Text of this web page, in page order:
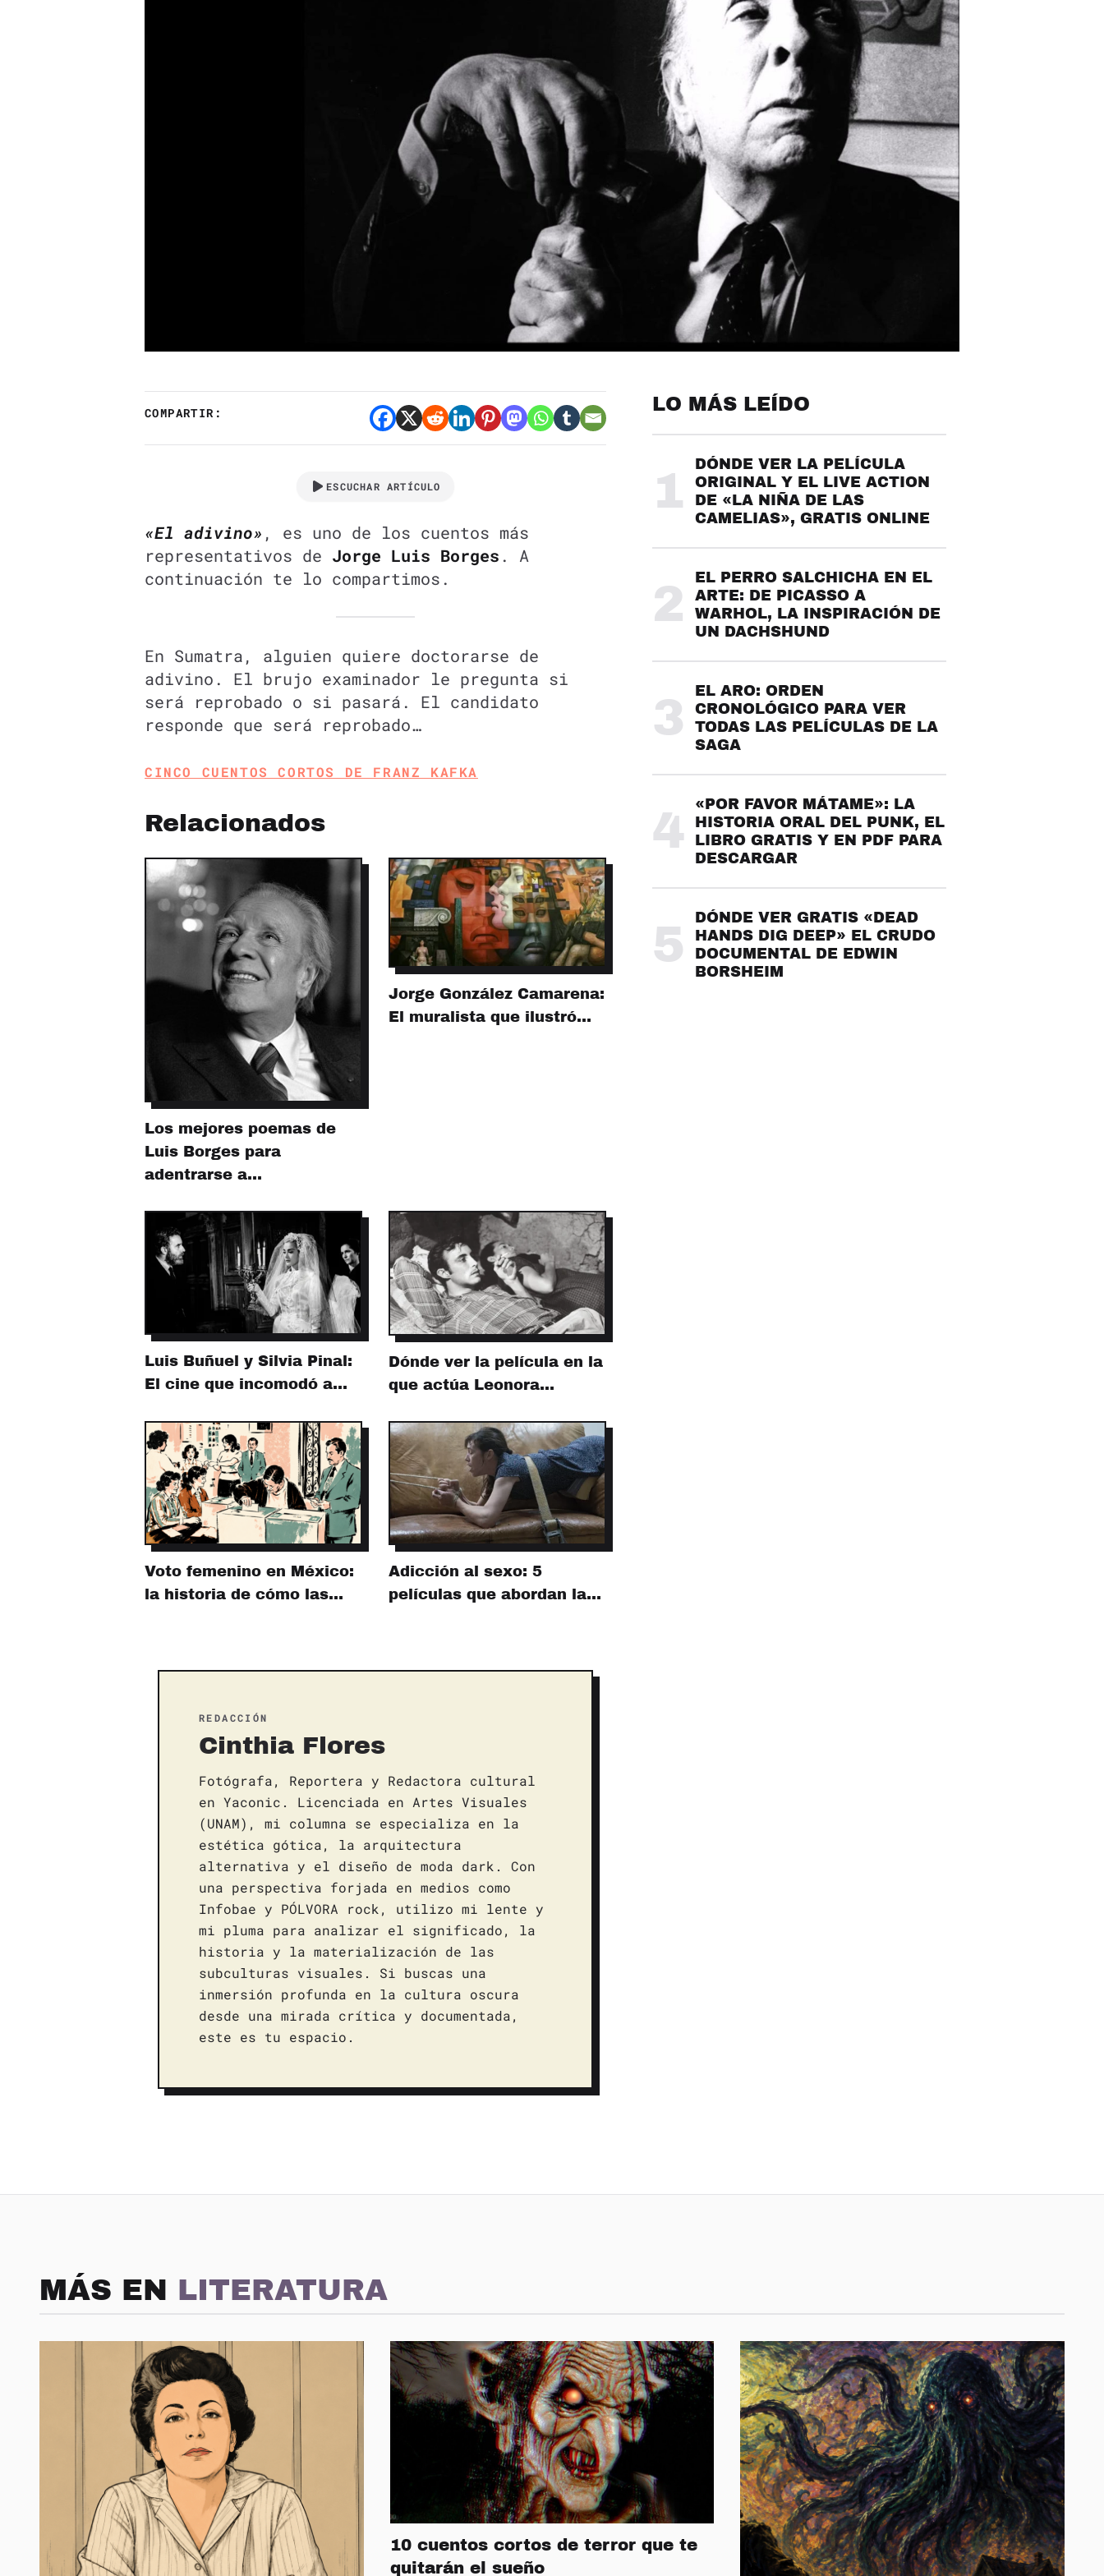
COMPARTIR:
ESCUCHAR ARTÍCULO
«El adivino» , es uno de los cuentos más
representativos de Jorge Luis Borges . A
continuación te lo compartimos.
En Sumatra, alguien quiere doctorarse de
adivino. El brujo examinador le pregunta si
será reprobado o si pasará. El candidato
responde que será reprobado…
CINCO CUENTOS CORTOS DE FRANZ KAFKA
Relacionados
Los mejores poemas de
Luis Borges para
adentrarse a…
Jorge González Camarena:
El muralista que ilustró…
Luis Buñuel y Silvia Pinal:
El cine que incomodó a…
Dónde ver la película en la
que actúa Leonora…
Voto femenino en México:
la historia de cómo las…
Adicción al sexo: 5
películas que abordan la…
REDACCIÓN
Cinthia Flores
Fotógrafa, Reportera y Redactora cultural
en Yaconic. Licenciada en Artes Visuales
(UNAM), mi columna se especializa en la
estética gótica, la arquitectura
alternativa y el diseño de moda dark. Con
una perspectiva forjada en medios como
Infobae y PÓLVORA rock, utilizo mi lente y
mi pluma para analizar el significado, la
historia y la materialización de las
subculturas visuales. Si buscas una
inmersión profunda en la cultura oscura
desde una mirada crítica y documentada,
este es tu espacio.
LO MÁS LEÍDO
1
DÓNDE VER LA PELÍCULA
ORIGINAL Y EL LIVE ACTION
DE «LA NIÑA DE LAS
CAMELIAS», GRATIS ONLINE
2
EL PERRO SALCHICHA EN EL
ARTE: DE PICASSO A
WARHOL, LA INSPIRACIÓN DE
UN DACHSHUND
3
EL ARO: ORDEN
CRONOLÓGICO PARA VER
TODAS LAS PELÍCULAS DE LA
SAGA
4
«POR FAVOR MÁTAME»: LA
HISTORIA ORAL DEL PUNK, EL
LIBRO GRATIS Y EN PDF PARA
DESCARGAR
5
DÓNDE VER GRATIS «DEAD
HANDS DIG DEEP» EL CRUDO
DOCUMENTAL DE EDWIN
BORSHEIM
MÁS EN LITERATURA
10 cuentos cortos de terror que te
quitarán el sueño